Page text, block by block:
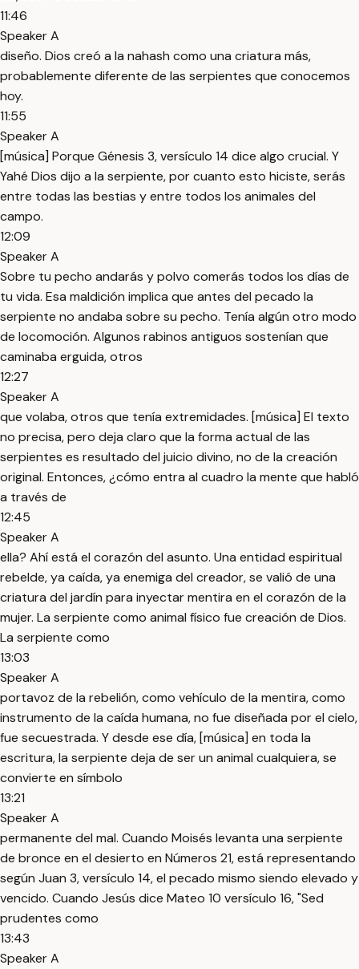
11:46
Speaker A
diseño. Dios creó a la nahash como una criatura más,
probablemente diferente de las serpientes que conocemos
hoy.
11:55
Speaker A
[música] Porque Génesis 3, versículo 14 dice algo crucial. Y
Yahé Dios dijo a la serpiente, por cuanto esto hiciste, serás
entre todas las bestias y entre todos los animales del
campo.
12:09
Speaker A
Sobre tu pecho andarás y polvo comerás todos los días de
tu vida. Esa maldición implica que antes del pecado la
serpiente no andaba sobre su pecho. Tenía algún otro modo
de locomoción. Algunos rabinos antiguos sostenían que
caminaba erguida, otros
12:27
Speaker A
que volaba, otros que tenía extremidades. [música] El texto
no precisa, pero deja claro que la forma actual de las
serpientes es resultado del juicio divino, no de la creación
original. Entonces, ¿cómo entra al cuadro la mente que habló
a través de
12:45
Speaker A
ella? Ahí está el corazón del asunto. Una entidad espiritual
rebelde, ya caída, ya enemiga del creador, se valió de una
criatura del jardín para inyectar mentira en el corazón de la
mujer. La serpiente como animal físico fue creación de Dios.
La serpiente como
13:03
Speaker A
portavoz de la rebelión, como vehículo de la mentira, como
instrumento de la caída humana, no fue diseñada por el cielo,
fue secuestrada. Y desde ese día, [música] en toda la
escritura, la serpiente deja de ser un animal cualquiera, se
convierte en símbolo
13:21
Speaker A
permanente del mal. Cuando Moisés levanta una serpiente
de bronce en el desierto en Números 21, está representando
según Juan 3, versículo 14, el pecado mismo siendo elevado y
vencido. Cuando Jesús dice Mateo 10 versículo 16, "Sed
prudentes como
13:43
Speaker A